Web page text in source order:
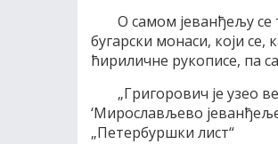
О самом јеванђељу се
бугарски монаси, који
ћириличне рукописе, па
„Григорович је узео
‘Мирослављево
„Петербуршки лист“